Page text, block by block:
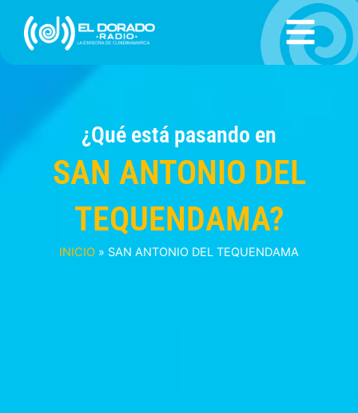
contenido
¿Qué está pasando en
SAN ANTONIO DEL
TEQUENDAMA?
INICIO » SAN ANTONIO DEL TEQUENDAMA